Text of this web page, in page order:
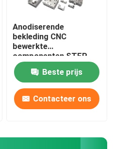
matrijzenafgietsel
Anodiserende
bekleding CNC
bewerkte
componenten STEP
tekenformaat
Beste prijs
Contacteer ons